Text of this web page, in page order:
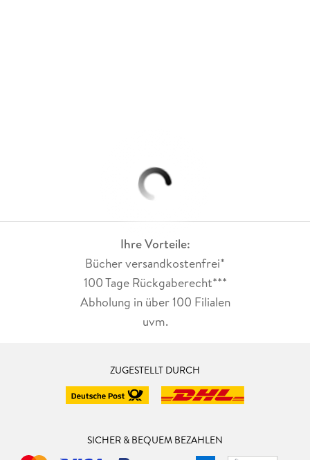
Ihre Vorteile:
Bücher versandkostenfrei*
100 Tage Rückgaberecht***
Abholung in über 100 Filialen
uvm.
ZUGESTELLT DURCH
SICHER & BEQUEM BEZAHLEN